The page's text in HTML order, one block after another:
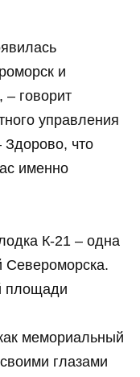
и
– говорит
управления
Здорово, что
именно
К-21 – одна
Североморска.
площади
мемориальный
глазами